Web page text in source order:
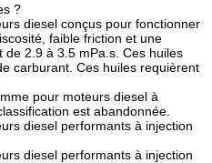
?
diesel conçus pour fonctionner
faible friction et une
de 2.9 à 3.5 mPa.s. Ces huiles
carburant. Ces huiles requièrent
pour moteurs diesel à
est abandonnée.
diesel performants à injection
diesel performants à injection